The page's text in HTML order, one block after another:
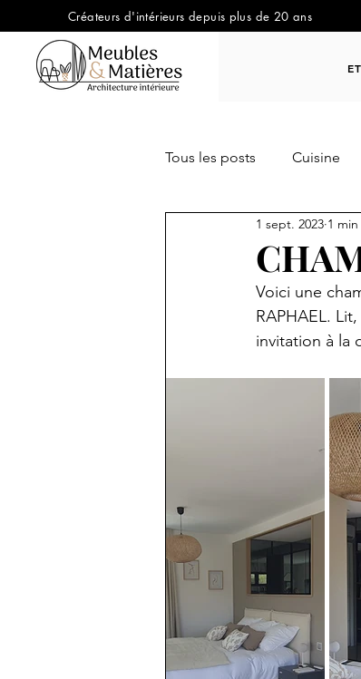
Créateurs d'intérieurs depuis plus de 20 ans
Tous les posts Cuisine
OUT DOOR / JARDIN
1 sept. 2023 1
Voici une
RAPHAEL.
invitation à la